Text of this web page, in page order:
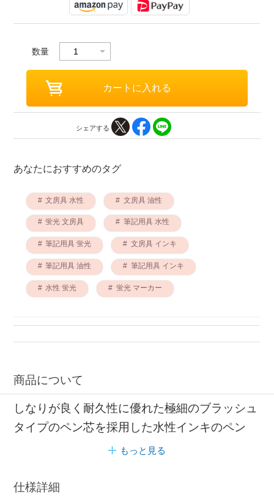
数量
シェアする
あなたにおすすめのタグ
文房具 水性 文房具 油性
蛍光 文房具 筆記用具 水性
筆記用具 蛍光 文房具 インキ
筆記用具 油性 筆記用具 インキ
水性 蛍光 蛍光 マーカー
商品について
しなりが良く耐久性に優れた極細のブラッシュ
タイプのペン芯を採用した水性インキのペン
もっと見る
仕様詳細